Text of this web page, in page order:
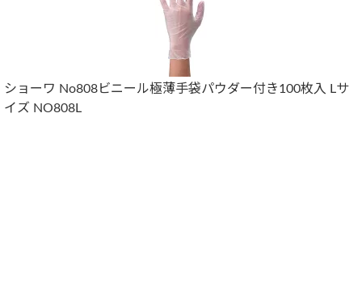
ショーワ No808ビニール極薄手袋パウダー付き100枚入 Lサ
イズ NO808L